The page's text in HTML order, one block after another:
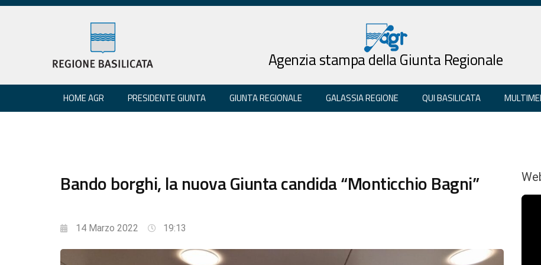
Agenzia stampa della Giunta Regionale
HOME AGR PRESIDENTE GIUNTA GIUNTA REGIONALE GALASSIA REGIONE QUI BASILICATA
Bando borghi, la nuova Giunta candida “Monticchio Bagni”
14 Marzo 2022 19:13